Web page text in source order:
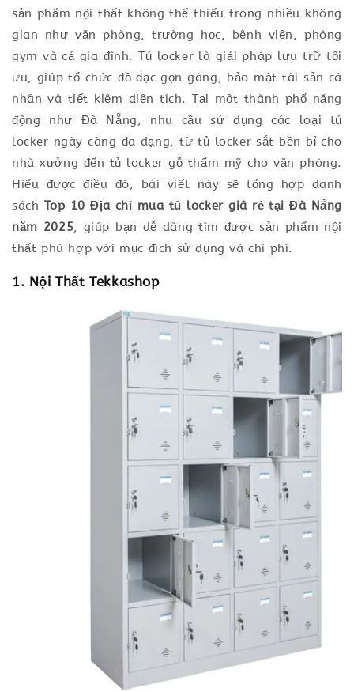
sản phẩm nội thất không thể thiếu trong nhiều không
gian như văn phòng, trường học, bệnh viện, phòng
gym và cả gia đình. Tủ locker là giải pháp lưu trữ tối
ưu, giúp tổ chức đồ đạc gọn gàng, bảo mật tài sản cá
nhân và tiết kiệm diện tích. Tại một thành phố năng
động như Đà Nẵng, nhu cầu sử dụng các loại tủ
locker ngày càng đa dạng, từ tủ locker sắt bền bỉ cho
nhà xưởng đến tủ locker gỗ thẩm mỹ cho văn phòng.
Hiểu được điều đó, bài viết này sẽ tổng hợp danh
sách Top 10 Địa chỉ mua tủ locker giá rẻ tại Đà Nẵng
năm 2025, giúp bạn dễ dàng tìm được sản phẩm nội
thất phù hợp với mục đích sử dụng và chi phí.
1. Nội Thất Tekkashop